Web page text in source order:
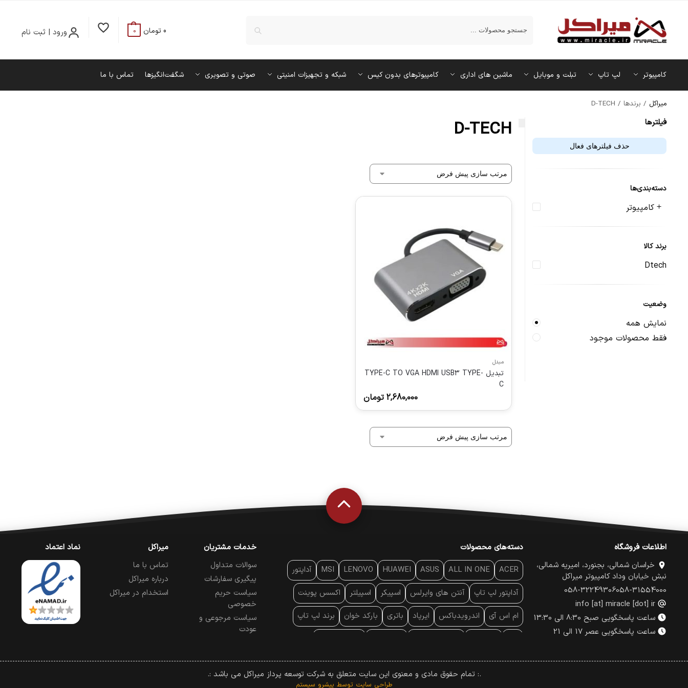
ورود | ثبت نام 0 تومان 0
کامپیوتر لپ تاپ تبلت و موبایل ماشین‌ های اداری کامپیوترهای بدون کیس شبکه و تجهیزات امنیتی صوتی و تصویری شگفت‌انگیزها تماس با ما
میراکل / برندها/
D-TECH
D-TECH
مبدل
تبدیل TYPE-C TO VGA HDMI USB3 TYPE-
C
2,680,000 تومان
فیلتر‌ها
حذف فیلترهای فعال
دسته‌بندی‌ها
کامپیوتر
برند کالا
Dtech
وضعیت
نمایش همه
فقط محصولات موجود
اطلاعات فروشگاه
خراسان شمالی، بجنورد، امیریه شمالی،
نبش خیابان وداد کامپیوتر میراکل
058-31554000
058-32249306
info [at] miracle [dot] ir
ساعت پاسخگویی صبح 8:30 الی 13:30
ساعت پاسخگویی عصر 17 الی 21
دسته‌های محصولات
ACER
ALL IN ONE
ASUS
HUAWEI
LENOVO
MSI
آداپتور
آداپتور لپ تاپ
آنتن‌ های وایرلس اسپیکر اسپیلتر
اکسس پوینت
ام اس آی
اندرویدباکس ایرپاد باتری بارکد خوان
برند لپ تاپ
پچ کورد شبکه
پد موس پردازنده پرده نمایش
پرینتر حرارتی
تبلت و موبایل تجهیزات پسیو شبکه
خدمات مشتریان
سوالات متداول
پیگیری سفارشات
سیاست حریم
خصوصی
سیاست مرجوعی و
عودت
میراکل
تماس با ما
درباره میراکل
استخدام در میراکل
نماد اعتماد
.: تمام حقوق مادی و معنوی این سایت متعلق به شرکت توسعه پرداز میراکل می باشد :.
طراحی سایت توسط پیشرو سیستم